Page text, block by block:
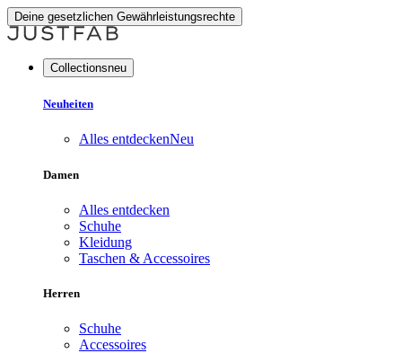
Deine gesetzlichen Gewährleistungsrechte
Collectionsneu
Neuheiten
Alles entdeckenNeu
Damen
Alles entdecken
Schuhe
Kleidung
Taschen & Accessoires
Herren
Schuhe
Accessoires